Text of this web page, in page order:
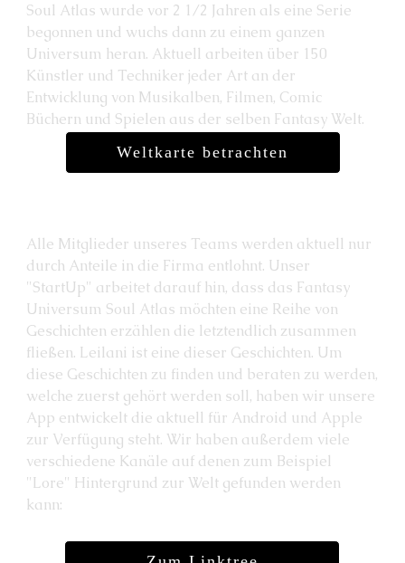
Soul Atlas wurde vor 2 1/2 Jahren als eine Serie
begonnen und wuchs dann zu einem ganzen
Universum heran. Aktuell arbeiten über 150
Künstler und Techniker jeder Art an der
Entwicklung von Musikalben, Filmen, Comic
Büchern und Spielen aus der selben Fantasy Welt.
Weltkarte betrachten
Alle Mitglieder unseres Teams werden aktuell nur
durch Anteile in die Firma entlohnt. Unser
"StartUp" arbeitet darauf hin, dass das Fantasy
Universum Soul Atlas möchten eine Reihe von
Geschichten erzählen die letztendlich zusammen
fließen. Leilani ist eine dieser Geschichten. Um
diese Geschichten zu finden und beraten zu werden,
welche zuerst gehört werden soll, haben wir unsere
App entwickelt die aktuell für Android und Apple
zur Verfügung steht. Wir haben außerdem viele
verschiedene Kanäle auf denen zum Beispiel
"Lore" Hintergrund zur Welt gefunden werden
kann: